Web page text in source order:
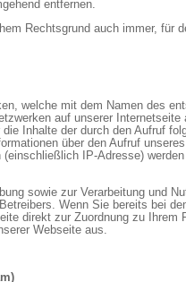
entfernen.
Rechtsgrund auch immer, für
welche mit dem Namen des
auf unserer Internetseite
Inhalte der durch den Aufruf
über den Aufruf
IP-Adresse)
sowie zur Verarbeitung und
Wenn Sie bereits bei
direkt zur Zuordnung zu Ihrem
Webseite aus.